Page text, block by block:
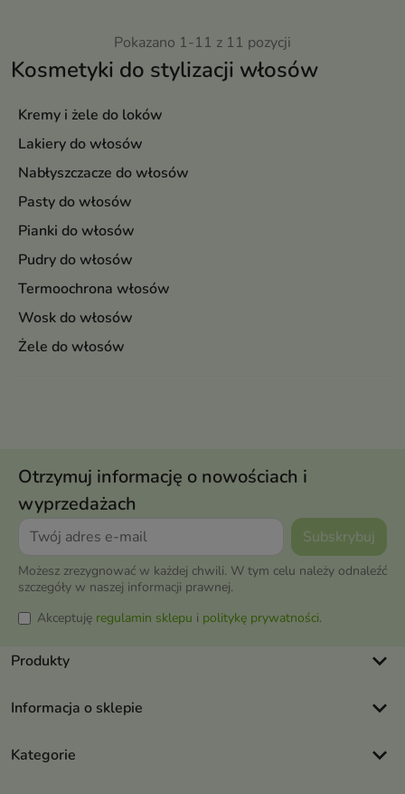
Kosmetyki do stylizacji włosów
Kremy i żele do loków
Lakiery do włosów
Nabłyszczacze do włosów
Pasty do włosów
Pianki do włosów
Pudry do włosów
Termoochrona włosów
Wosk do włosów
Żele do włosów
Pokazano 1-11 z 11 pozycji
Otrzymuj informację o nowościach i
wyprzedażach
Możesz zrezygnować w każdej chwili. W tym celu należy odnaleźć
szczegóły w naszej informacji prawnej.
Akceptuję regulamin sklepu i politykę prywatności.
Produkty keyboard_arrow_down
Informacja o sklepie keyboard_arrow_down
Kategorie keyboard_arrow_down